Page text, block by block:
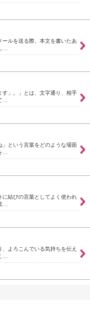
ルを送る際、本文を書いたあ
…
す」。」とは、文字通り、相手
…
」という言葉をどのような場面
…
に結びの言葉としてよく使われ
…
、よろこんでいる気持ちを伝え
…